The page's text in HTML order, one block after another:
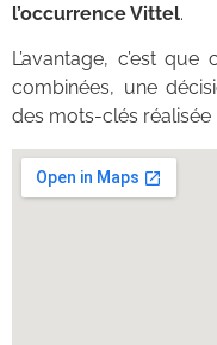
l’occurrence Vittel.
L’avantage, c’est
combinées, une
des mots-clés réalisée